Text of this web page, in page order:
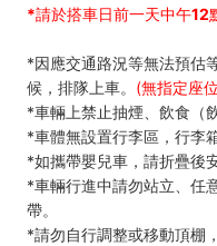
*請於搭車日前一天中午12
*因應交通路況等無法預估
候，排隊上車。 (無指定座
*車輛上禁止抽煙、飲食（
*車體無設置行李區，行李
*如攜帶嬰兒車，請折疊後
*車輛行進中請勿站立、任
帶。
*請勿自行調整或移動頂棚